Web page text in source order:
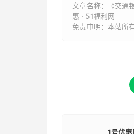
文章名称：
《交
惠 · 51福利网
免责申明：本站所
1号优